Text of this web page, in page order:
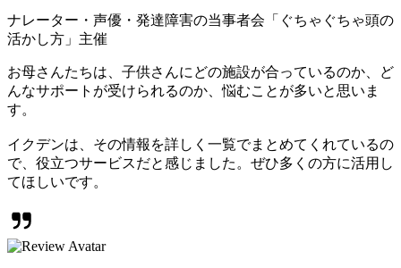
ナレーター・声優・発達障害の当事者会「ぐちゃぐちゃ頭の
活かし方」主催
お母さんたちは、子供さんにどの施設が合っているのか、ど
んなサポートが受けられるのか、悩むことが多いと思いま
す。
イクデンは、その情報を詳しく一覧でまとめてくれているの
で、役立つサービスだと感じました。ぜひ多くの方に活用し
てほしいです。